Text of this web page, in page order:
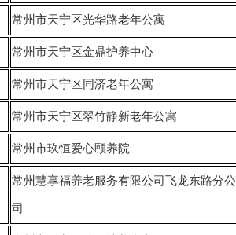
常州市天宁区光华路老年公寓
常州市天宁区金鼎护养中心
常州市天宁区同济老年公寓
常州市天宁区翠竹静新老年公寓
常州市玖恒爱心颐养院
常州慧享福养老服务有限公司飞龙东路分公
司